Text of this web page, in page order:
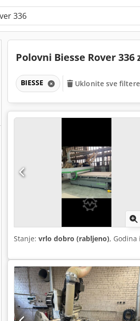
Polovni Biesse Rover 336
BIESSE Uklonite sve filtere
Stanje: vrlo dobro (rabljeno), Godina